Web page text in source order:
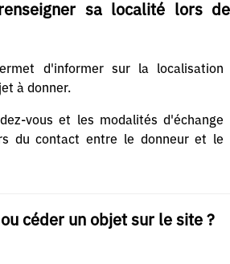
sa localité lors de
d'informer sur la localisation
à donner.
vous et les modalités d'échange
du contact entre le donneur et le
céder un objet sur le site ?